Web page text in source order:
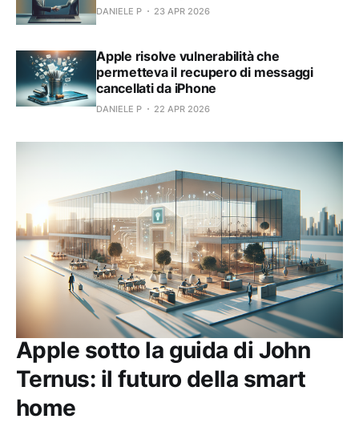
DANIELE P 23 APR 2026
Apple risolve vulnerabilità che
permetteva il recupero di messaggi
cancellati da iPhone
DANIELE P 22 APR 2026
Apple sotto la guida di John
Ternus: il futuro della smart
home